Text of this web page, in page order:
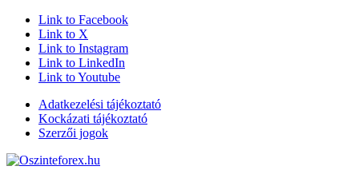
Link to Facebook
Link to X
Link to Instagram
Link to LinkedIn
Link to Youtube
Adatkezelési tájékoztató
Kockázati tájékoztató
Szerzői jogok